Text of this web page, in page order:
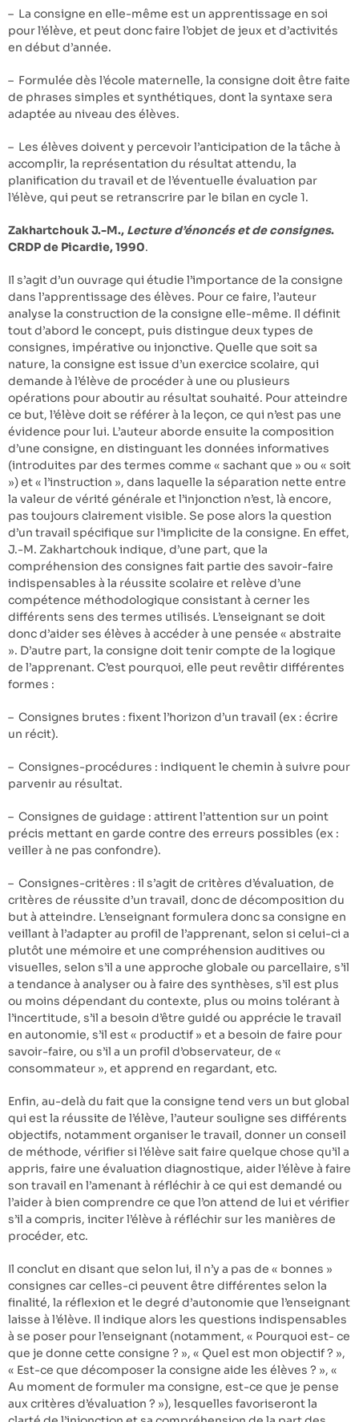
– La consigne en elle-même est un apprentissage en soi
pour l’élève, et peut donc faire l’objet de jeux et d’activités
en début d’année.
– Formulée dès l’école maternelle, la consigne doit être faite
de phrases simples et synthétiques, dont la syntaxe sera
adaptée au niveau des élèves.
– Les élèves doivent y percevoir l’anticipation de la tâche à
accomplir, la représentation du résultat attendu, la
planification du travail et de l’éventuelle évaluation par
l’élève, qui peut se retranscrire par le bilan en cycle 1.
Zakhartchouk J.-M., Lecture d’énoncés et de consignes.
CRDP de Picardie, 1990.
Il s’agit d’un ouvrage qui étudie l’importance de la consigne
dans l’apprentissage des élèves. Pour ce faire, l’auteur
analyse la construction de la consigne elle-même. Il définit
tout d’abord le concept, puis distingue deux types de
consignes, impérative ou injonctive. Quelle que soit sa
nature, la consigne est issue d’un exercice scolaire, qui
demande à l’élève de procéder à une ou plusieurs
opérations pour aboutir au résultat souhaité. Pour atteindre
ce but, l’élève doit se référer à la leçon, ce qui n’est pas une
évidence pour lui. L’auteur aborde ensuite la composition
d’une consigne, en distinguant les données informatives
(introduites par des termes comme « sachant que » ou « soit
») et « l’instruction », dans laquelle la séparation nette entre
la valeur de vérité générale et l’injonction n’est, là encore,
pas toujours clairement visible. Se pose alors la question
d’un travail spécifique sur l’implicite de la consigne. En effet,
J.-M. Zakhartchouk indique, d’une part, que la
compréhension des consignes fait partie des savoir-faire
indispensables à la réussite scolaire et relève d’une
compétence méthodologique consistant à cerner les
différents sens des termes utilisés. L’enseignant se doit
donc d’aider ses élèves à accéder à une pensée « abstraite
». D’autre part, la consigne doit tenir compte de la logique
de l’apprenant. C’est pourquoi, elle peut revêtir différentes
formes :
– Consignes brutes : fixent l’horizon d’un travail (ex : écrire
un récit).
– Consignes-procédures : indiquent le chemin à suivre pour
parvenir au résultat.
– Consignes de guidage : attirent l’attention sur un point
précis mettant en garde contre des erreurs possibles (ex :
veiller à ne pas confondre).
– Consignes-critères : il s’agit de critères d’évaluation, de
critères de réussite d’un travail, donc de décomposition du
but à atteindre. L’enseignant formulera donc sa consigne en
veillant à l’adapter au profil de l’apprenant, selon si celui-ci a
plutôt une mémoire et une compréhension auditives ou
visuelles, selon s’il a une approche globale ou parcellaire, s’il
a tendance à analyser ou à faire des synthèses, s’il est plus
ou moins dépendant du contexte, plus ou moins tolérant à
l’incertitude, s’il a besoin d’être guidé ou apprécie le travail
en autonomie, s’il est « productif » et a besoin de faire pour
savoir-faire, ou s’il a un profil d’observateur, de «
consommateur », et apprend en regardant, etc.
Enfin, au-delà du fait que la consigne tend vers un but global
qui est la réussite de l’élève, l’auteur souligne ses différents
objectifs, notamment organiser le travail, donner un conseil
de méthode, vérifier si l’élève sait faire quelque chose qu’il a
appris, faire une évaluation diagnostique, aider l’élève à faire
son travail en l’amenant à réfléchir à ce qui est demandé ou
l’aider à bien comprendre ce que l’on attend de lui et vérifier
s’il a compris, inciter l’élève à réfléchir sur les manières de
procéder, etc.
Il conclut en disant que selon lui, il n’y a pas de « bonnes »
consignes car celles-ci peuvent être différentes selon la
finalité, la réflexion et le degré d’autonomie que l’enseignant
laisse à l’élève. Il indique alors les questions indispensables
à se poser pour l’enseignant (notamment, « Pourquoi est- ce
que je donne cette consigne ? », « Quel est mon objectif ? »,
« Est-ce que décomposer la consigne aide les élèves ? », «
Au moment de formuler ma consigne, est-ce que je pense
aux critères d’évaluation ? »), lesquelles favoriseront la